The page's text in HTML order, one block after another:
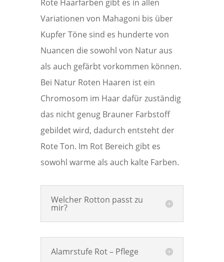
Rote Haarfarben gibt es in allen
Variationen von Mahagoni bis über
Kupfer Töne sind es hunderte von
Nuancen die sowohl von Natur aus
als auch gefärbt vorkommen können.
Bei Natur Roten Haaren ist ein
Chromosom im Haar dafür zuständig
das nicht genug Brauner Farbstoff
gebildet wird, dadurch entsteht der
Rote Ton. Im Rot Bereich gibt es
sowohl warme als auch kalte Farben.
Welcher Rotton passt zu
mir?
Alamrstufe Rot – Pflege